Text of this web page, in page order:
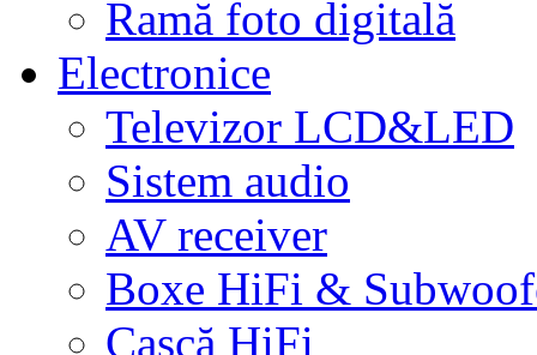
Ramă foto digitală
Electronice
Televizor LCD&LED
Sistem audio
AV receiver
Boxe HiFi &
Cască HiFi